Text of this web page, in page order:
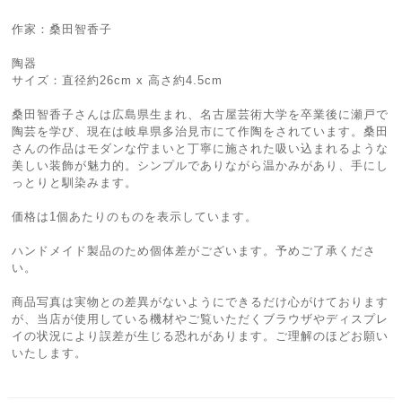
作家：桑田智香子
陶器
サイズ：直径約26cm x 高さ約4.5cm
桑田智香子さんは広島県生まれ、名古屋芸術大学を卒業後に瀬戸で
陶芸を学び、現在は岐阜県多治見市にて作陶をされています。桑田
さんの作品はモダンな佇まいと丁寧に施された吸い込まれるような
美しい装飾が魅力的。シンプルでありながら温かみがあり、手にし
っとりと馴染みます。
価格は1個あたりのものを表示しています。
ハンドメイド製品のため個体差がございます。予めご了承くださ
い。
商品写真は実物との差異がないようにできるだけ心がけております
が、当店が使用している機材やご覧いただくブラウザやディスプレ
イの状況により誤差が生じる恐れがあります。ご理解のほどお願い
いたします。